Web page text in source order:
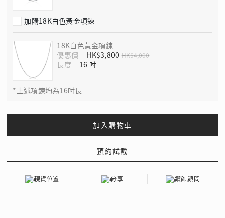
加購18K白色黃金項鍊
18K白色黃金項鍊
優惠價
HK$3,800 HK$4,000
長度
*上述項鍊均為16吋長
現貨位置 分享 鑽飾顧問